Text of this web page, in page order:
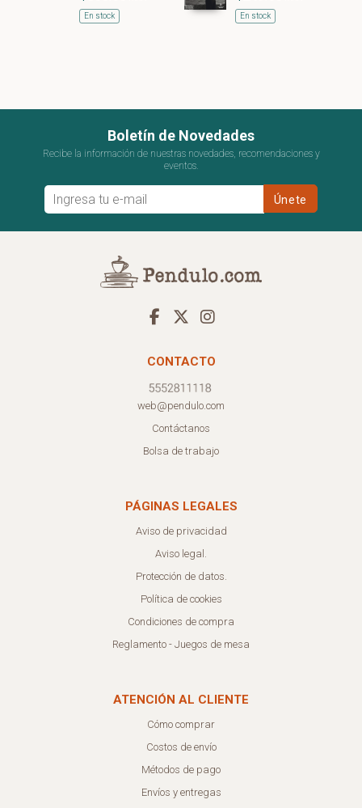
En stock En stock
Boletín de Novedades
Recibe la información de nuestras novedades, recomendaciones y
eventos.
CONTACTO
web@pendulo.com
Contáctanos
Bolsa de trabajo
PÁGINAS LEGALES
Aviso de privacidad
Aviso legal.
Protección de datos.
Política de cookies
Condiciones de compra
Reglamento - Juegos de mesa
ATENCIÓN AL CLIENTE
Cómo comprar
Costos de envío
Métodos de pago
Envíos y entregas